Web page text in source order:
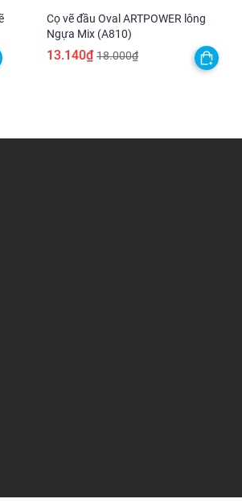
Cọ vẽ đầu Oval ARTPOWER lông
Ngựa Mix (A810)
13.140₫ 18.000₫